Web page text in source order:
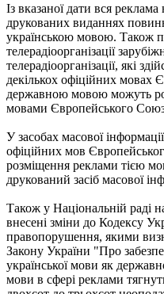
Із вказаної дати вся
друкованих виданнях
українською мовою. Також
телерадіоорганізації
телерадіоорганізації, які
декількох офіційних мовах
державною мовою можуть
мовами Європейського
У засобах масової
офіційних мов
розміщення реклами тією
друкований засіб масової
Також у Національній раді
внесені зміни до Кодексу
правопорушення, якими
Закону України "Про
української мови як
мови в сфері реклами